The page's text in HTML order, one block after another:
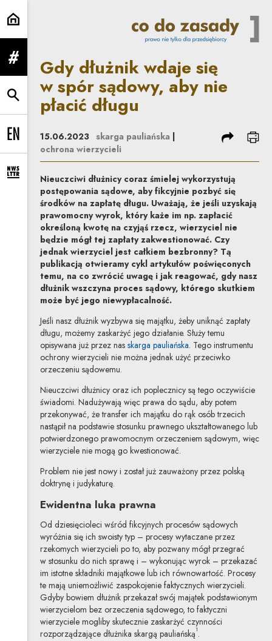
Gdy dłużnik wdaje się w spór
rozwiń menu
rozwiń wyszukiwarkę
Change language to EN
rozwiń formularz zapisu na newsletter
Gdy dłużnik wdaje się
w spór sądowy, aby nie
płacić długu
15.06.2023 skarga pauliańska
ochrona wierzycieli
podziel się
Nieuczciwi dłużnicy coraz śmielej wykorzystują
postępowania sądowe, aby fikcyjnie pozbyć się
środków na zapłatę długu. Uważają, że jeśli uzyskają
prawomocny wyrok, który każe im np. zapłacić
określoną kwotę na czyjąś rzecz, wierzyciel nie
będzie mógł tej zapłaty zakwestionować. Czy
jednak wierzyciel jest całkiem bezbronny? Tą
publikacją otwieramy cykl artykułów poświęconych
temu, na co zwrócić uwagę i jak reagować, gdy nasz
dłużnik wszczyna proces sądowy, którego skutkiem
może być jego niewypłacalność.
Jeśli nasz dłużnik wyzbywa się majątku, żeby uniknąć zapłaty
długu, możemy zaskarżyć jego działanie. Służy temu
opisywana już przez nas skarga pauliańska. Tego instrumentu
ochrony wierzycieli nie można jednak użyć przeciwko
orzeczeniu sądowemu.
Nieuczciwi dłużnicy oraz ich poplecznicy są tego oczywiście
świadomi. Nadużywają więc prawa do sądu, aby potem
przekonywać, że transfer ich majątku do rąk osób trzecich
nastąpił na podstawie stosunku prawnego ukształtowanego lub
potwierdzonego prawomocnym orzeczeniem sądowym, więc
wierzyciele nie mogą go kwestionować.
Problem nie jest nowy i został już zauważony przez polską
doktrynę i judykaturę.
Ewidentna luka prawna
Od dziesięcioleci wśród fikcyjnych procesów sądowych
wyróżnia się ich swoisty typ – procesy wytaczane przez
rzekomych wierzycieli po to, aby pozwany mógł przegrać
w stosunku do nich sprawę i – wykonując wyrok – przekazać
im istotne składniki majątkowe lub ich równowartość. Procesy
te mają uniemożliwić zaspokojenie faktycznych wierzycieli.
Gdyby bowiem dłużnik przekazał swój majątek podstawionym
wierzycielom bez orzeczenia sądowego, to faktyczni
wierzyciele mogliby skutecznie zaskarżyć czynności
rozporządzające dłużnika skargą pauliańską1.